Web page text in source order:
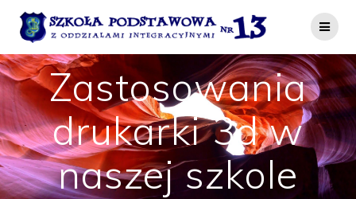
do
treści
Zastosowania
drukarki 3d w
naszej szkole